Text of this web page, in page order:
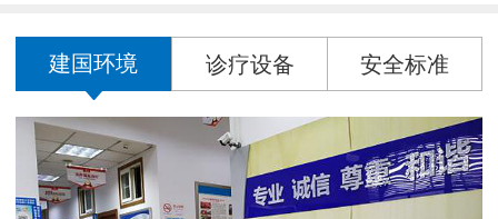
建国环境 诊疗设备 安全标准